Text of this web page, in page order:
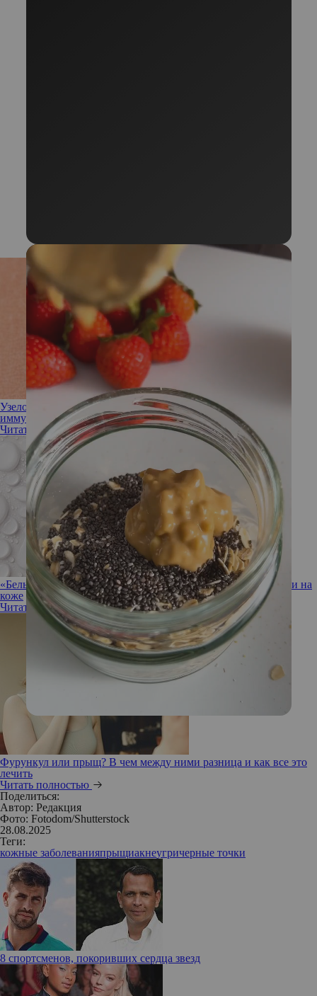
Узелок на коже: как контагиозный моллюск прячется от
иммунной системы и можно ли от него избавиться
Читать полностью
«Белые зернышки», или белые угри: что делать с милиумами на
коже
Читать полностью
Фурункул или прыщ? В чем между ними разница и как все это
лечить
Читать полностью
Поделиться:
Автор: Редакция
Фото: Fotodom/Shutterstock
28.08.2025
Теги:
кожные заболеванияпрыщиакнеугричерные точки
8 спортсменов, покоривших сердца звезд